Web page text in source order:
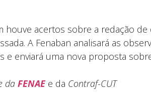
acertos sobre a redação de
A Fenaban analisará as
e enviará uma nova proposta
da FENAEe da Contraf-CUT